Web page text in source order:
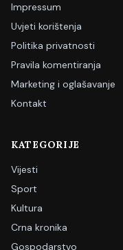
Impressum
Uvjeti korištenja
Politika privatnosti
Pravila komentiranja
Marketing i oglašavanje
Kontakt
KATEGORIJE
Vijesti
Sport
Kultura
Crna kronika
Gospodarstvo